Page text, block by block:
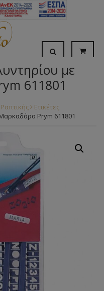
με
611801
Ετικέτες
Prym 611801